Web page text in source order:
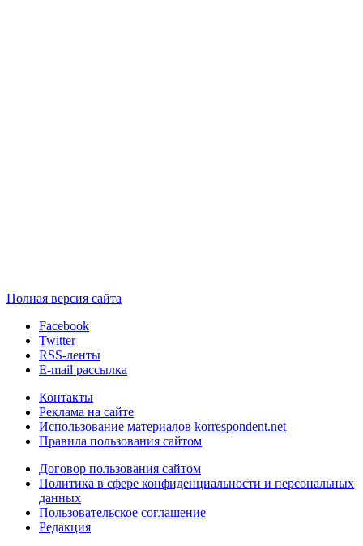
Полная версия сайта
Facebook
Twitter
RSS-ленты
E-mail рассылка
Контакты
Реклама на сайте
Использование материалов korrespondent.net
Правила пользования сайтом
Договор пользования сайтом
Политика в сфере конфиденциальности и персональных
данных
Пользовательское соглашение
Редакция